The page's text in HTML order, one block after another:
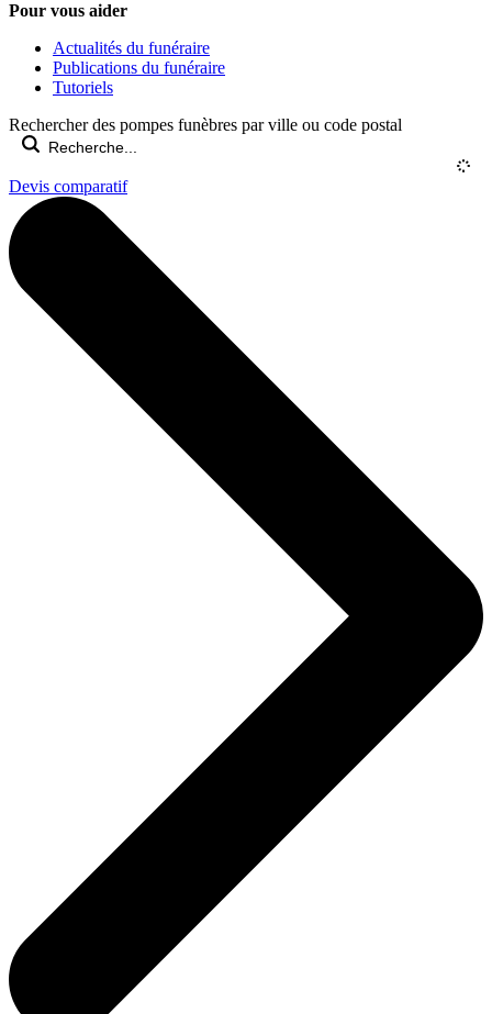
Pour vous aider
Actualités du funéraire
Publications du funéraire
Tutoriels
Rechercher des pompes funèbres par ville ou code postal
Devis comparatif